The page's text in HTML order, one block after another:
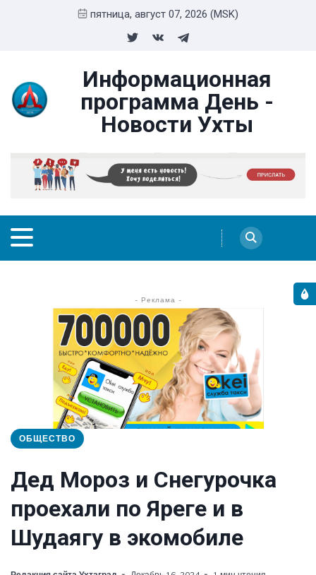
пятница, август 07, 2026 (MSK)
Информационная
программа День -
Новости Ухты
- Реклама -
ОБЩЕСТВО
Дед Мороз и Снегурочка
проехали по Яреге и в
Шудаягу в экомобиле